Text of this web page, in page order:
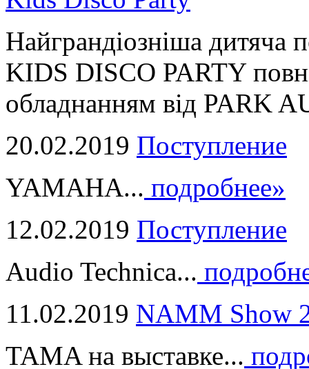
Найграндіозніша дитяча
KIDS DISCO PARTY
обладнанням від PARK
20.02.2019 Поступление
YAMAHA... подробнее»
12.02.2019 Поступление
Audio Technica...
11.02.2019 NAMM Show
TAMA на выставке...